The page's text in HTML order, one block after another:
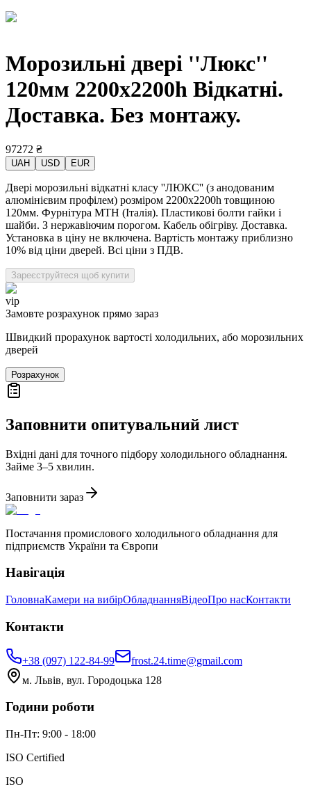
Морозильні двері ''Люкс''
120мм 2200x2200h Відкатні.
Доставка. Без монтажу.
97272 ₴
UAH USD EUR
Двері морозильні відкатні класу ''ЛЮКС'' (з анодованим
алюмінієвим профілем) розміром 2200х2200h товщиною
120мм. Фурнітура MTH (Італія). Пластикові болти гайки і
шайби. З нержавіючим порогом. Кабель обігріву. Доставка.
Установка в ціну не включена. Вартість монтажу приблизно
10% від ціни дверей. Всі ціни з ПДВ.
Зареєструйтеся щоб купити
vip
Замовте розрахунок прямо зараз
Швидкий прорахунок вартості холодильних, або морозильних
дверей
Розрахунок
Заповнити опитувальний лист
Вхідні дані для точного підбору холодильного обладнання.
Займе 3–5 хвилин.
Заповнити зараз
Постачання промислового холодильного обладнання для
підприємств України та Європи
Навігація
ГоловнаКамери на вибірОбладнанняВідеоПро насКонтакти
Контакти
+38 (097) 122-84-99
frost.24.time@gmail.com
м. Львів, вул. Городоцька 128
Години роботи
Пн-Пт: 9:00 - 18:00
ISO Certified
ISO